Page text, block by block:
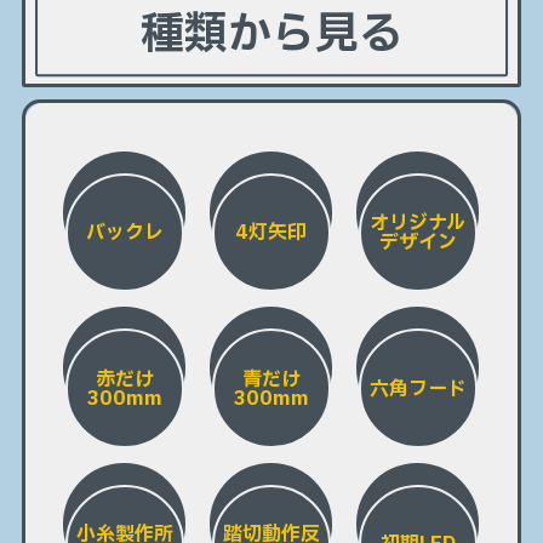
種類から見る
バックレ 4灯矢印 オリジナル
デザイン
赤だけ
300mm
青だけ
300mm 六角フード
小糸製作所 踏切動作反